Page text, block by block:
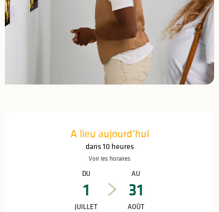
A lieu aujourd'hui
dans 10 heures
Voir les horaires
DU
1
JUILLET
AU
31
AOÛT